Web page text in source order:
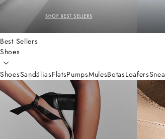
Best Sellers
Shoes
ShoesSandáliasFlatsPumpsMulesBotasLoafers